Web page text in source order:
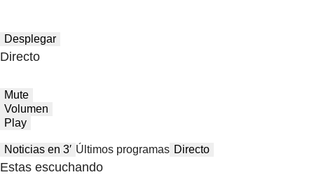
Desplegar
Directo
Mute
Volumen
Play
Noticias en 3′ Últimos programas Directo
Estas escuchando